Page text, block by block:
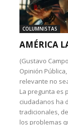
COLUMNISTAS
AMÉRICA
(Gustavo
Opinión
relevante no
La pregunta es
ciudadanos ha
tradicionales,
los problemas